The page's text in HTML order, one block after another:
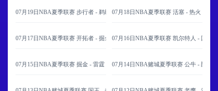
07月19日NBA夏季联赛 步行者 - 鹈鹕 全场录像07月18日NBA夏季联赛 活塞 - 热火 全场
07月17日NBA夏季联赛 开拓者 - 掘金 全场录像07月16日NBA夏季联赛 凯尔特人 - 国王
07月15日NBA夏季联赛 掘金 - 雷霆 全场录像07月14日NBA赌城夏季联赛 公牛 - 爵士